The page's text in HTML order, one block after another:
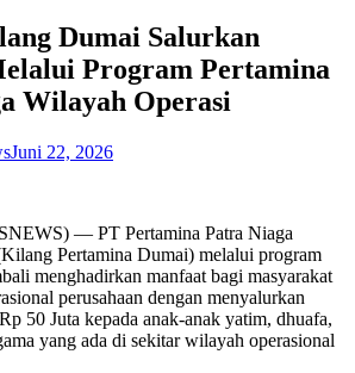
Dumai Salurkan
Program Pertamina
Wilayah Operasi
Juni 22, 2026
— PT Pertamina Patra Niaga
Pertamina Dumai) melalui program
menghadirkan manfaat bagi masyarakat
perusahaan dengan menyalurkan
50 Juta kepada anak-anak yatim, dhuafa,
yang ada di sekitar wilayah operasional